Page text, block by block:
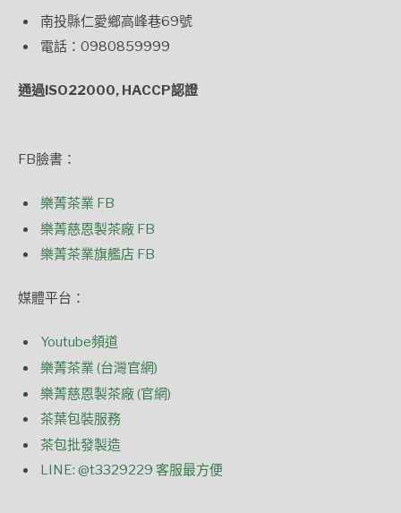
南投縣仁愛鄉高峰巷69號
電話：0980859999
通過ISO22000, HACCP認證
FB臉書：
樂菁茶業 FB
樂菁慈恩製茶廠 FB
樂菁茶業旗艦店 FB
媒體平台：
Youtube頻道
樂菁茶業 (台灣官網)
樂菁慈恩製茶廠 (官網)
茶葉包裝服務
茶包批發製造
LINE: @t3329229 客服最方便